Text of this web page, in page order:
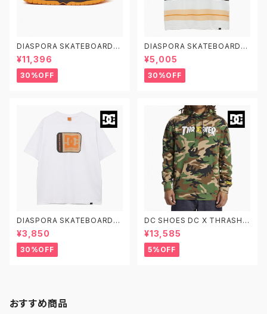
DIASPORA SKATEBOARDS
X DC SHOES CLOCKER 2 D
SP ディーシーシューズ ディアス
ポラ スケートボード クロッカー
2 スケシュー
¥11,396
30%OFF
DIASPORA SKATEBOARDS
X DC SHOES DSP BORDER
SS ディーシーシューズ ディアス
ポラ スケートボード ボーダー
半袖Tシャツ マルチカラー
¥5,005
30%OFF
DIASPORA SKATEBOARDS
X DC SHOES DSP STAR SS
ディーシーシューズ ディアスポ
ラ スケートボード スターロゴ 半
袖Tシャツ 白
¥3,850
30%OFF
DC SHOES DC X THRASHE
R PH ディーシーシューズ スラッ
シャー プルオーバーフーディ ス
ウェットパーカー DPO233002
XCGK
¥13,585
5%OFF
おすすめ商品